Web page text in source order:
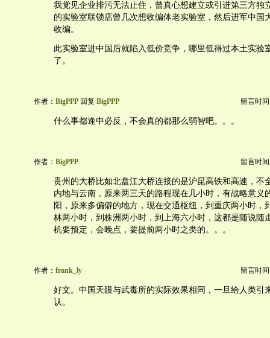
我党见企业排污无法止住，曾真心想建立或引进第三方独
的实验室联锁店曾几次想收编体老实验室，然后进军中国
收编。
此实验室进中国后就陷入低价竞争，哪里低得过本土实验
了。
作者： BigPPP 回复 BigPPP 留言时间
什么事都逢中必反，不会真的都那么弱智吧。。。
作者： BigPPP 留言时间
贵州的大桥比如北盘江大桥连接的是沪昆高铁和高速，不
内地与云南，原来两三天的路程现在几小时，有战略意义
阳，原来多偏僻的地方，现在交通枢纽，到重庆两小时，
林两小时，到株洲两小时，到上海六小时，这都是随说随
机要预定，会晚点，要提前两小时之类的。。。
作者： frank_ly 留言时间
好文。中国天眼与武毒所的实际效果相同，一旦给人类引
认。